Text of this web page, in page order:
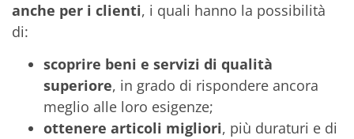
anche per i clienti, i quali hanno la possibilità
di:
scoprire beni e servizi di qualità
superiore, in grado di rispondere ancora
meglio alle loro esigenze;
ottenere articoli migliori, più duraturi e di